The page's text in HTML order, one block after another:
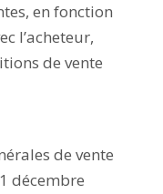
en fonction
l’acheteur,
de vente
de vente
décembre